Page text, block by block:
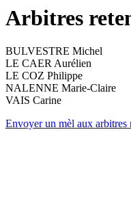
Arbitres
BULVESTRE Michel
LE CAER Aurélien
LE COZ Philippe
NALENNE Marie-Claire
VAIS Carine
Envoyer un mèl aux arbitres